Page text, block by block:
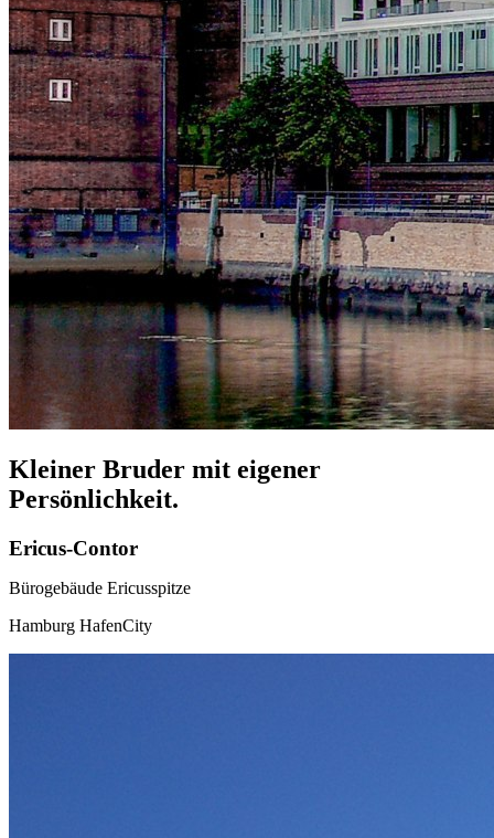
Kleiner Bruder mit eigener
Persönlichkeit.
Ericus-Contor
Bürogebäude Ericusspitze
Hamburg HafenCity